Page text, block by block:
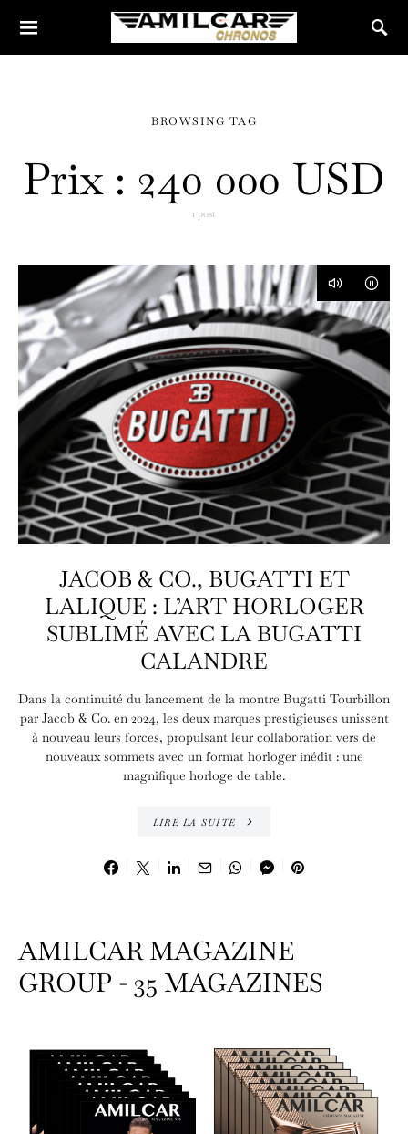
BROWSING TAG
Prix : 240 000 USD
1 post
JACOB & CO., BUGATTI ET
LALIQUE : L’ART HORLOGER
SUBLIMÉ AVEC LA BUGATTI
CALANDRE
Dans la continuité du lancement de la montre Bugatti Tourbillon
par Jacob & Co. en 2024, les deux marques prestigieuses unissent
à nouveau leurs forces, propulsant leur collaboration vers de
nouveaux sommets avec un format horloger inédit : une
magnifique horloge de table.
LIRE LA SUITE
AMILCAR MAGAZINE
GROUP - 35 MAGAZINES